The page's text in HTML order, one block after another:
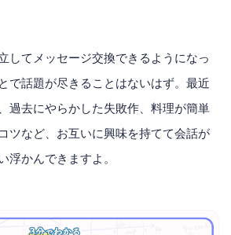
してメッセージ交換できるようになっ
で話題が尽きることはないはず。最近
過去にやらかした失敗作、料理が簡単
ツなど、お互いに興味を持てて会話が
浮かんできますよ。